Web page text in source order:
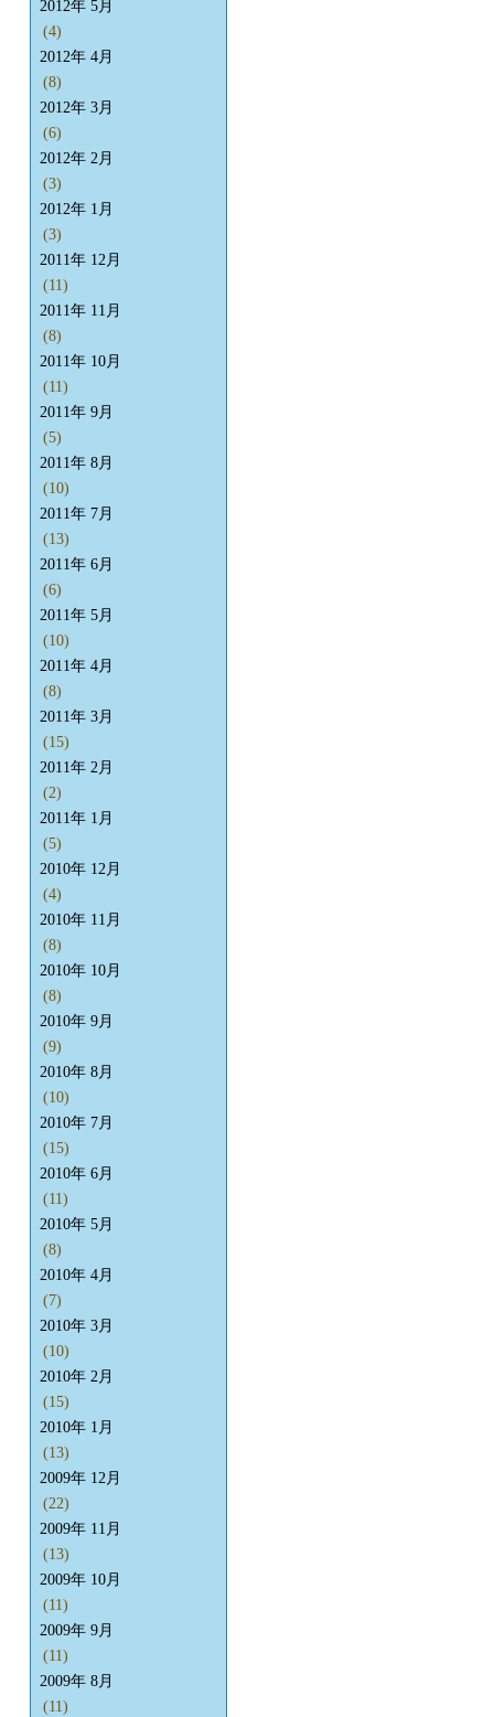
2012年 5月
(4)
2012年 4月
(8)
2012年 3月
(6)
2012年 2月
(3)
2012年 1月
(3)
2011年 12月
(11)
2011年 11月
(8)
2011年 10月
(11)
2011年 9月
(5)
2011年 8月
(10)
2011年 7月
(13)
2011年 6月
(6)
2011年 5月
(10)
2011年 4月
(8)
2011年 3月
(15)
2011年 2月
(2)
2011年 1月
(5)
2010年 12月
(4)
2010年 11月
(8)
2010年 10月
(8)
2010年 9月
(9)
2010年 8月
(10)
2010年 7月
(15)
2010年 6月
(11)
2010年 5月
(8)
2010年 4月
(7)
2010年 3月
(10)
2010年 2月
(15)
2010年 1月
(13)
2009年 12月
(22)
2009年 11月
(13)
2009年 10月
(11)
2009年 9月
(11)
2009年 8月
(11)